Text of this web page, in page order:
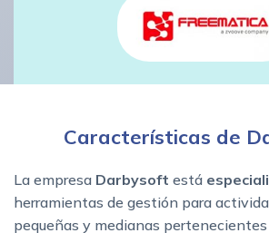
Características de
La empresa Darbysoft está
herramientas de gestión para
pequeñas y medianas